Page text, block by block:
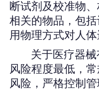
断试剂及校准物
相关的物品，包
用物理方式对人体
关于医疗器
风险程度最低，
风险，严格控制